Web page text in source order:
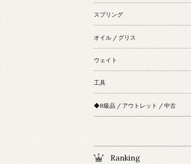
スプリング
オイル / グリス
ウェイト
工具
◆B級品 / アウトレット / 中古
Ranking